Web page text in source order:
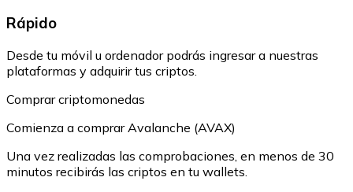
Rápido
Desde tu móvil u ordenador podrás ingresar a nuestras
plataformas y adquirir tus criptos.
Comprar criptomonedas
Comienza a comprar Avalanche (AVAX)
Una vez realizadas las comprobaciones, en menos de 30
minutos recibirás las criptos en tu wallets.